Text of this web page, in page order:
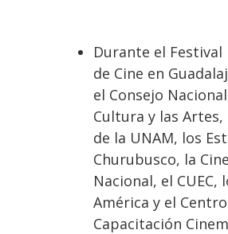
Durante el
de Cine en
el Consejo
Cultura y las
de la UNAM, los
Churubusco, la
Nacional, el CUEC,
América y el
Capacitación